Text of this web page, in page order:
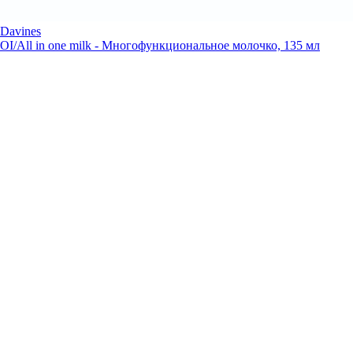
Davines
OI/All in one milk - Многофункциональное молочко, 135 мл